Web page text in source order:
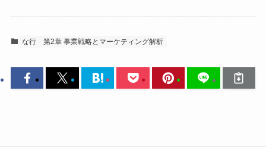
な行 第2章 事業戦略とマーケティング解析